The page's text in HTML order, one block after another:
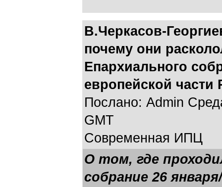
В.Черкасов-
почему они
Епархиального
европейской части
Послано: Admin
GMT
Современная ИПЦ
О том, где
собрание 26